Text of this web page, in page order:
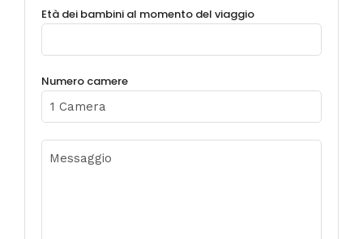
Età dei bambini al momento del viaggio
Numero camere